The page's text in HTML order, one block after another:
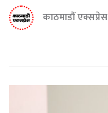
काठमाडौं एक्सप्रेस